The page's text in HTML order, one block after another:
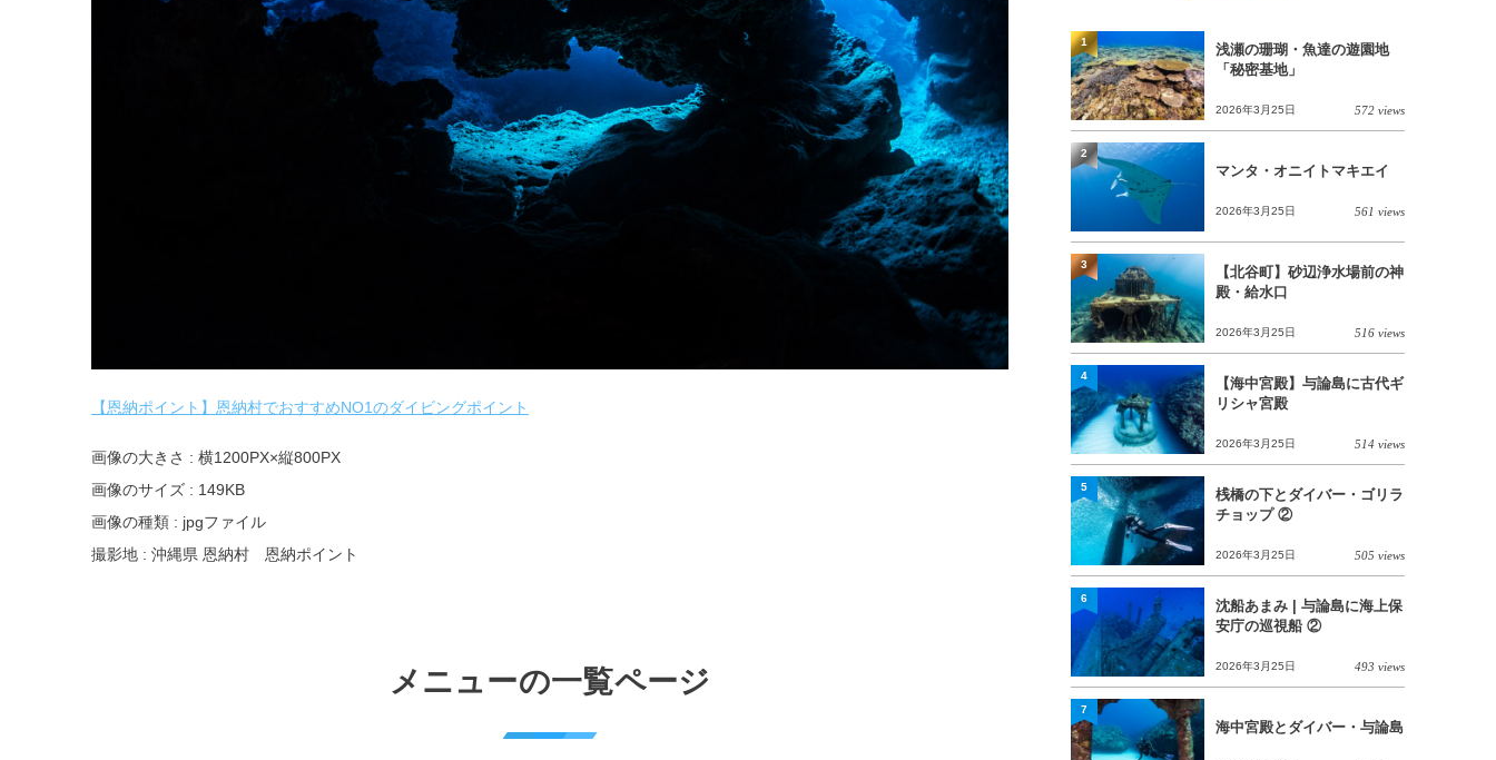
【恩納ポイント】恩納村でおすすめNO1のダイビングポイント
画像の大きさ : 横1200PX×縦800PX
画像のサイズ : 149KB
画像の種類 : jpgファイル
撮影地 : 沖縄県 恩納村 恩納ポイント
メニューの一覧ページ
浅瀬の珊瑚・魚達の遊園地
「秘密基地」
2026年3月25日 572 views
1
マンタ・オニイトマキエイ
2026年3月25日 561 views
2
【北谷町】砂辺浄水場前の神
殿・給水口
2026年3月25日 516 views
3
【海中宮殿】与論島に古代ギ
リシャ宮殿
2026年3月25日 514 views
4
桟橋の下とダイバー・ゴリラ
チョップ ②
2026年3月25日 505 views
5
沈船あまみ | 与論島に海上保
安庁の巡視船 ②
2026年3月25日 493 views
6
海中宮殿とダイバー・与論島
7